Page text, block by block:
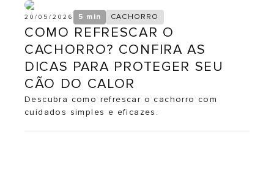
20/05/2026 5 min CACHORRO
COMO REFRESCAR O
CACHORRO? CONFIRA AS
DICAS PARA PROTEGER SEU
CÃO DO CALOR
Descubra como refrescar o cachorro com
cuidados simples e eficazes.